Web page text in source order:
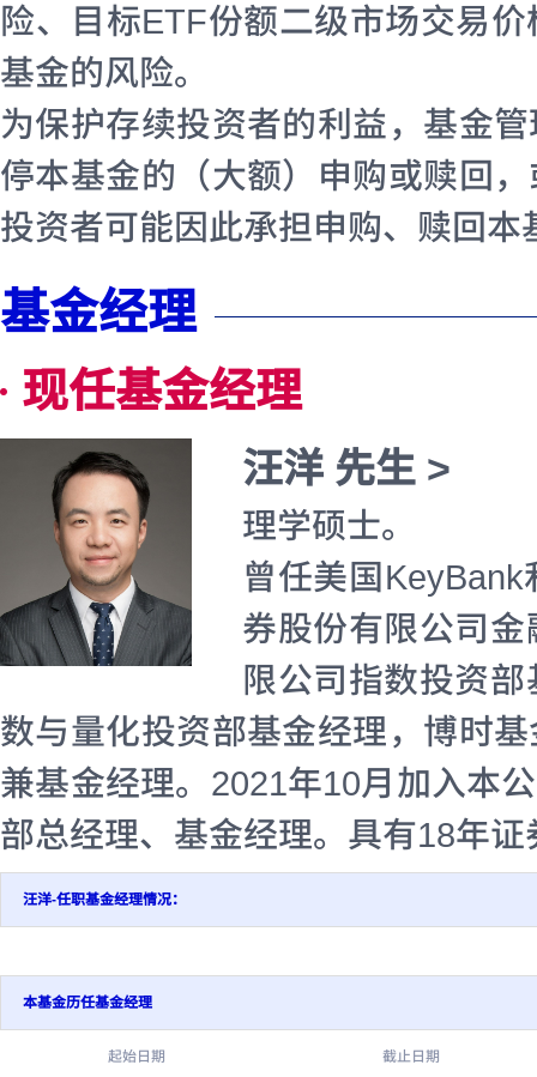
险、目标ETF份额二级市场交易
基金的风险。
为保护存续投资者的利益，基金
停本基金的（大额）申购或赎回
投资者可能因此承担申购、赎回本
基金经理
现任基金经理
汪洋 先生 >
理学硕士。
曾任美国
券股份有限公司
限公司指数投资
数与量化投资部基金经理，博时
兼基金经理。2021年10月加入本
部总经理、基金经理。具有18年
汪洋-任职基金经理情况：
本基金历任基金经理
起始日期 截止日期